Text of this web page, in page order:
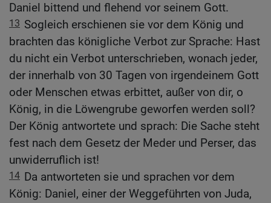
Daniel bittend und flehend vor seinem Gott.
13 Sogleich erschienen sie vor dem König und
brachten das königliche Verbot zur Sprache: Hast
du nicht ein Verbot unterschrieben, wonach jeder,
der innerhalb von 30 Tagen von irgendeinem Gott
oder Menschen etwas erbittet, außer von dir, o
König, in die Löwengrube geworfen werden soll?
Der König antwortete und sprach: Die Sache steht
fest nach dem Gesetz der Meder und Perser, das
unwiderruflich ist!
14 Da antworteten sie und sprachen vor dem
König: Daniel, einer der Weggeführten von Juda,